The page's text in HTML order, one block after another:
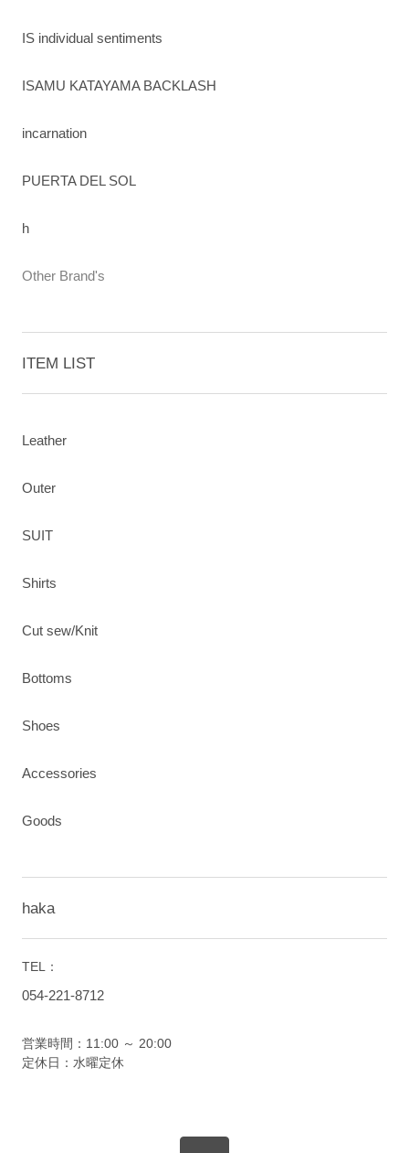
IS individual sentiments
ISAMU KATAYAMA BACKLASH
incarnation
PUERTA DEL SOL
h
Other Brand's
ITEM LIST
Leather
Outer
SUIT
Shirts
Cut sew/Knit
Bottoms
Shoes
Accessories
Goods
haka
TEL：
054-221-8712
営業時間：11:00 ～ 20:00
定休日：水曜定休